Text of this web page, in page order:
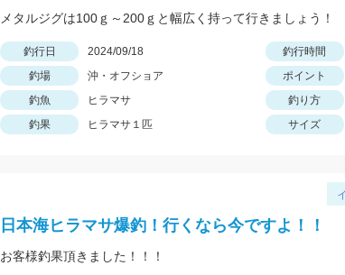
メタルジグは100ｇ～200ｇと幅広く持って行きましょう！
釣行日 2024/09/18 釣行時間
釣場
沖・オフショア
ポイント
釣魚
ヒラマサ 釣り方
釣果
ヒラマサ１匹 サイズ
日本海ヒラマサ爆釣！行くなら今ですよ！！
お客様釣果頂きました！！！